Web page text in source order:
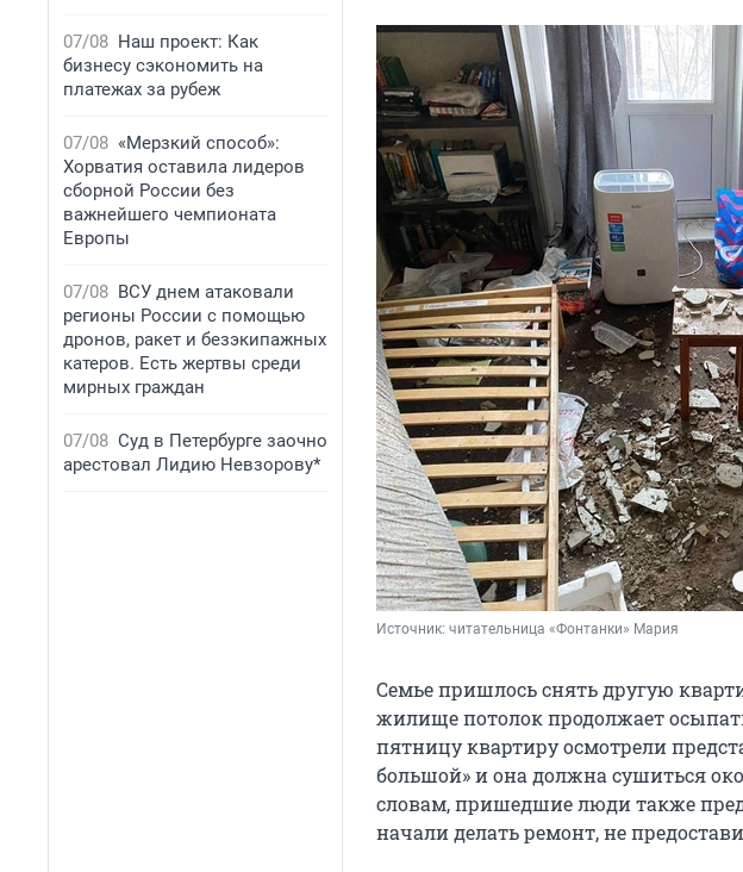
07/08 Наш проект: Как
бизнесу сэкономить на
платежах за рубеж
07/08 «Мерзкий способ»:
Хорватия оставила лидеров
сборной России без
важнейшего чемпионата
Европы
07/08 ВСУ днем атаковали
регионы России с помощью
дронов, ракет и безэкипажных
катеров. Есть жертвы среди
мирных граждан
07/08 Суд в Петербурге заочно
арестовал Лидию Невзорову*
Источник: читательница «Фонтанки» Мария
Семье пришлось снять другую
жилище потолок продолжает
пятницу квартиру осмотрели
большой» и она должна сушиться
словам, пришедшие люди также
начали делать ремонт, не